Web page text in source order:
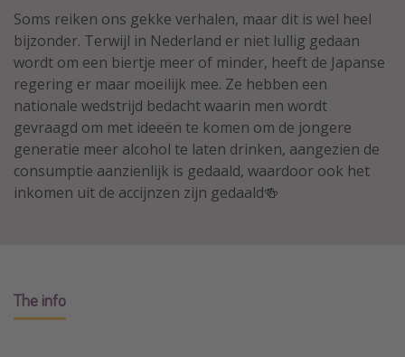
Bali
Type vakantie
Overzicht
Weekendje weg
Autoverhuur
Vroegboeker
Zonvakanties
Soms reiken ons gekke verhalen, maar dit is wel heel
bijzonder. Terwijl in Nederland er niet lullig gedaan
wordt om een biertje meer of minder, heeft de Japanse
regering er maar moeilijk mee. Ze hebben een
nationale wedstrijd bedacht waarin men wordt
gevraagd om met ideeën te komen om de jongere
generatie meer alcohol te laten drinken, aangezien de
consumptie aanzienlijk is gedaald, waardoor ook het
inkomen uit de accijnzen zijn gedaald🍻
The info